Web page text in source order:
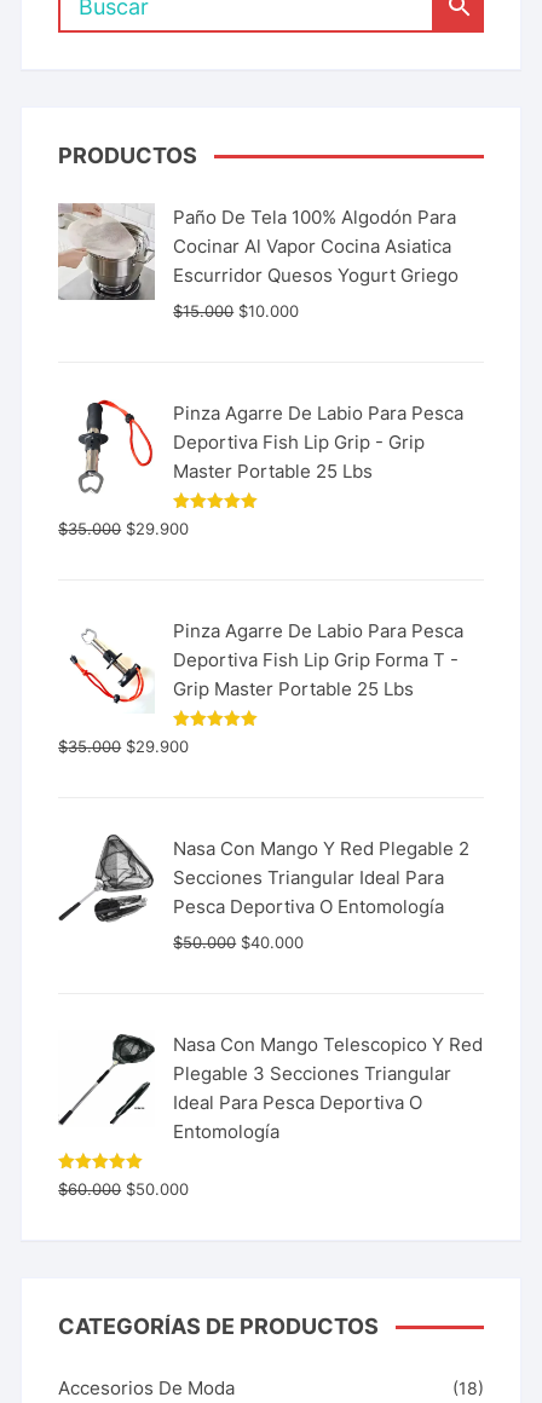
PRODUCTOS
Paño De Tela 100% Algodón Para
Cocinar Al Vapor Cocina Asiatica
Escurridor Quesos Yogurt Griego
$15.000 $10.000
Pinza Agarre De Labio Para Pesca
Deportiva Fish Lip Grip - Grip
Master Portable 25 Lbs
Valorado
con
$35.000 $29.900
Pinza Agarre De Labio Para Pesca
Deportiva Fish Lip Grip Forma T -
Grip Master Portable 25 Lbs
Valorado
con
$35.000 $29.900
Nasa Con Mango Y Red Plegable 2
Secciones Triangular Ideal Para
Pesca Deportiva O Entomología
$50.000 $40.000
Nasa Con Mango Telescopico Y Red
Plegable 3 Secciones Triangular
Ideal Para Pesca Deportiva O
Entomología
Valorado
con 5.00
$60.000 $50.000
CATEGORÍAS DE PRODUCTOS
Accesorios De Moda (18)